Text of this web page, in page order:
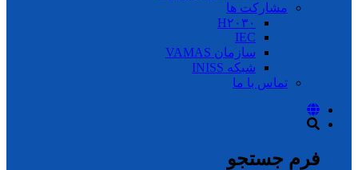
مشارکت ها
H۲۰۳۰
IEC
سازمان VAMAS
شبکه INISS
تماس با ما
فرم جستجو